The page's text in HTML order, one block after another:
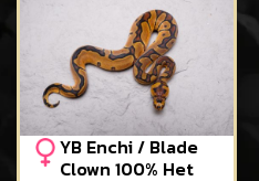
YB Enchi / Blade
Clown 100% Het